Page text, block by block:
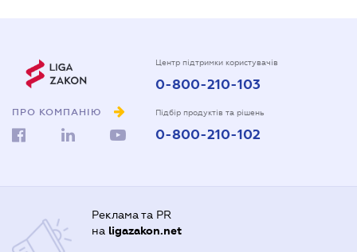
ПРО КОМПАНІЮ
Центр підтримки користувачів
0-800-210-103
Підбір продуктів та рішень
0-800-210-102
Реклама та PR
на ligazakon.net